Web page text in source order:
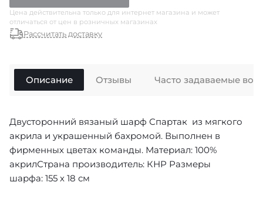
Цена действительна только для интернет магазина и может
отличаться от цен в розничных магазинах
Рассчитать доставку
Описание
Двусторонний вязаный шарф Спартак из мягкого
акрила и украшенный бахромой. Выполнен в
фирменных цветах команды. Материал: 100%
акрилСтрана производитель: КНР Размеры
шарфа: 155 х 18 см
Отзывы Часто задаваемые